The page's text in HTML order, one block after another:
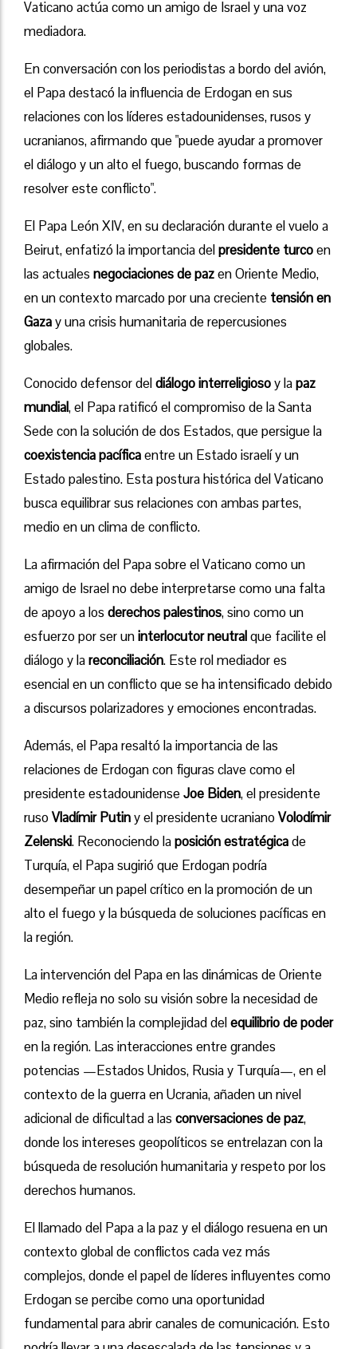
Vaticano actúa como un amigo de Israel y una voz
mediadora.
En conversación con los periodistas a bordo del avión,
el Papa destacó la influencia de Erdogan en sus
relaciones con los líderes estadounidenses, rusos y
ucranianos, afirmando que "puede ayudar a promover
el diálogo y un alto el fuego, buscando formas de
resolver este conflicto".
El Papa León XIV, en su declaración durante el vuelo a
Beirut, enfatizó la importancia delpresidente turcoen
las actuales negociaciones de pazen Oriente Medio,
en un contexto marcado por una creciente tensión en
Gazay una crisis humanitaria de repercusiones
globales.
Conocido defensor deldiálogo interreligiosoy lapaz
mundial, el Papa ratificó el compromiso de la Santa
Sede con la solución de dos Estados, que persigue la
coexistencia pacíficaentre un Estado israelí y un
Estado palestino. Esta postura histórica del Vaticano
busca equilibrar sus relaciones con ambas partes,
medio en un clima de conflicto.
La afirmación del Papa sobre el Vaticano como un
amigo de Israel no debe interpretarse como una falta
de apoyo a los derechos palestinos, sino como un
esfuerzo por ser uninterlocutor neutralque facilite el
diálogo y lareconciliación. Este rol mediador es
esencial en un conflicto que se ha intensificado debido
a discursos polarizadores y emociones encontradas.
Además, el Papa resaltó la importancia de las
relaciones de Erdogan con figuras clave como el
presidente estadounidenseJoe Biden, el presidente
rusoVladímir Putiny el presidente ucranianoVolodímir
Zelenski. Reconociendo laposición estratégicade
Turquía, el Papa sugirió que Erdogan podría
desempeñar un papel crítico en la promoción de un
alto el fuego y la búsqueda de soluciones pacíficas en
la región.
La intervención del Papa en las dinámicas de Oriente
Medio refleja no solo su visión sobre la necesidad de
paz, sino también la complejidad delequilibrio de poder
en la región. Las interacciones entre grandes
potencias —Estados Unidos, Rusia y Turquía—, en el
contexto de la guerra en Ucrania, añaden un nivel
adicional de dificultad a las conversaciones de paz,
donde los intereses geopolíticos se entrelazan con la
búsqueda de resolución humanitaria y respeto por los
derechos humanos.
El llamado del Papa a la paz y el diálogo resuena en un
contexto global de conflictos cada vez más
complejos, donde el papel de líderes influyentes como
Erdogan se percibe como una oportunidad
fundamental para abrir canales de comunicación. Esto